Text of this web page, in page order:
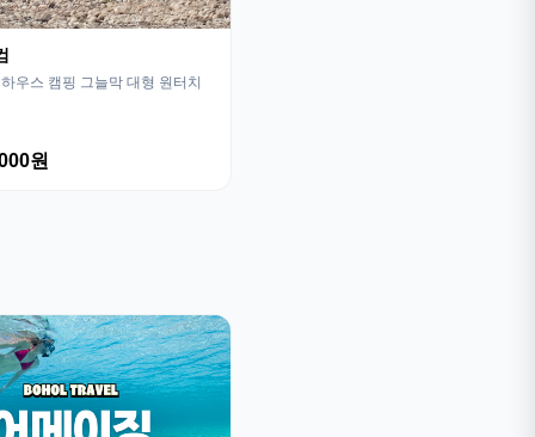
우스 캠핑 그늘막 대형 원터치
원